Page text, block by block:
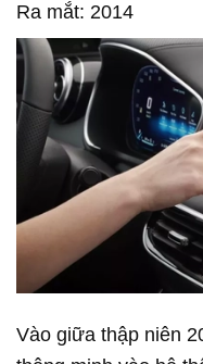
Ra mắt: 2014
Vào giữa thập niên